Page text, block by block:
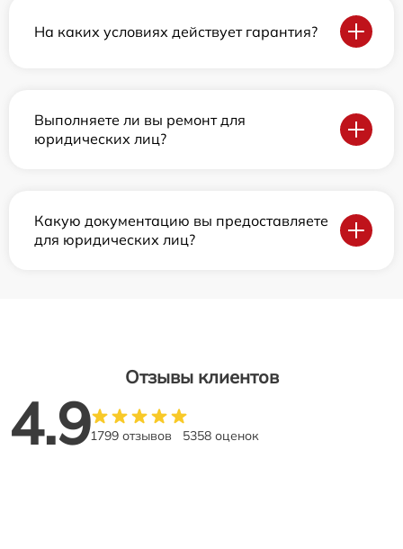
На каких условиях действует гарантия?
Выполняете ли вы ремонт для
юридических лиц?
Какую документацию вы предоставляете
для юридических лиц?
Отзывы клиентов
4.91799 отзывов 5358 оценок